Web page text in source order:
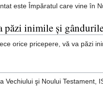
este Împăratul care vine în
păzi inimile şi
orice pricepere, vă va păzi
Vechiului şi Noului Testament,